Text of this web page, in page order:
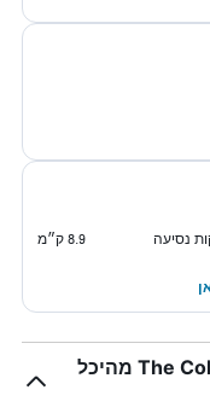
8.9 ק״מ
כמה רחוק The Colonnade Hotel Back Bay מהיכל